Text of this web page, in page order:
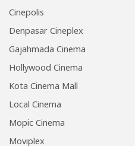
Cinepolis
Denpasar Cineplex
Gajahmada Cinema
Hollywood Cinema
Kota Cinema Mall
Local Cinema
Mopic Cinema
Moviplex